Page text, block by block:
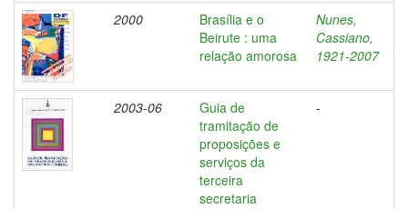
2000
Brasília e o
Beirute : uma
relação amorosa
Nunes,
Cassiano,
1921-2007
2003-06
Guia de
tramitação de
proposições e
serviços da
terceira
secretaria
-